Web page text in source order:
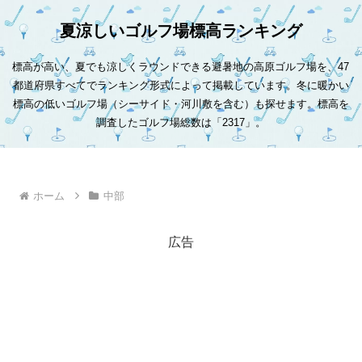
夏涼しいゴルフ場標高ランキング
標高が高い、夏でも涼しくラウンドできる避暑地の高原ゴルフ場を、47
都道府県すべてでランキング形式によって掲載しています。冬に暖かい
標高の低いゴルフ場（シーサイド・河川敷を含む）も探せます。標高を
調査したゴルフ場総数は「2317」。
ホーム 中部
広告